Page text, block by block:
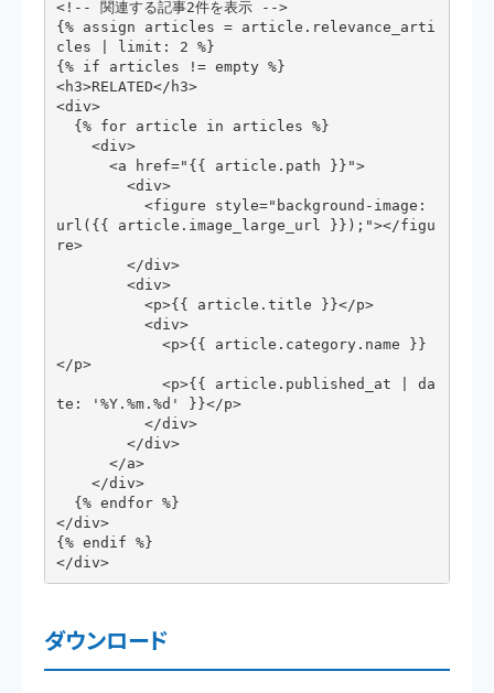
<!-- 関連する記事2件を表示 -->
{% assign articles = article.relevance_arti
cles | limit: 2 %}
{% if articles != empty %}
<h3>RELATED</h3>
<div>
url({{ article.image_large_url }});"></figu
re>
</p>
te: '%Y.%m.%d' }}</p>
</div>
{% endif %}
</div>
ダウンロード